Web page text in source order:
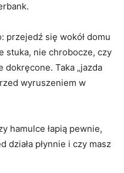
przejedź się wokół domu
stuka, nie chrobocze, czy
dokręcone. Taka „jazda
wyruszeniem w
hamulce łapią pewnie,
działa płynnie i czy masz